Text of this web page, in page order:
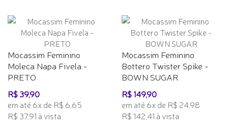
Mocassim Feminino
Moleca Napa Fivela -
PRETO
R$ 39,90
em até 6x de R$ 6,65
R$ 37,91 à vista
Mocassim Feminino
Bottero Twister Spike -
BOWN SUGAR
R$ 149,90
em até 6x de R$ 24,98
R$ 142,41 à vista